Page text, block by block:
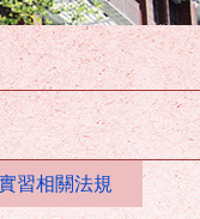
習相關法規